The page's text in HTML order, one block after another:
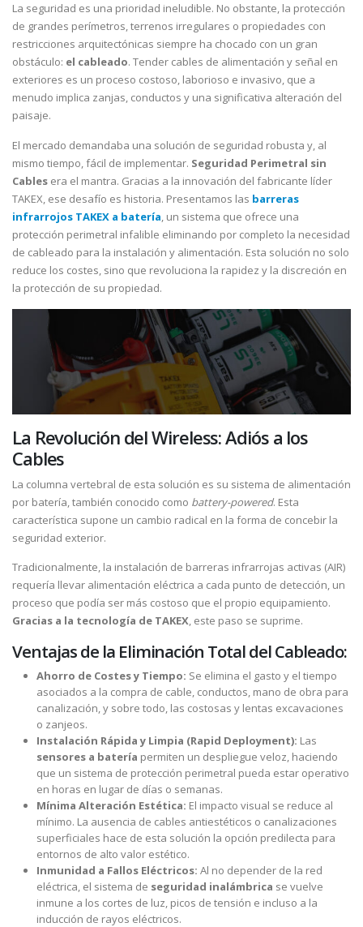
La seguridad es una prioridad ineludible. No obstante, la protección
de grandes perímetros, terrenos irregulares o propiedades con
restricciones arquitectónicas siempre ha chocado con un gran
obstáculo: el cableado. Tender cables de alimentación y señal en
exteriores es un proceso costoso, laborioso e invasivo, que a
menudo implica zanjas, conductos y una significativa alteración del
paisaje.
El mercado demandaba una solución de seguridad robusta y, al
mismo tiempo, fácil de implementar. Seguridad Perimetral sin
Cables era el mantra. Gracias a la innovación del fabricante líder
TAKEX, ese desafío es historia. Presentamos las barreras
infrarrojos TAKEX a batería, un sistema que ofrece una
protección perimetral infalible eliminando por completo la necesidad
de cableado para la instalación y alimentación. Esta solución no solo
reduce los costes, sino que revoluciona la rapidez y la discreción en
la protección de su propiedad.
La Revolución del Wireless: Adiós a los
Cables
La columna vertebral de esta solución es su sistema de alimentación
por batería, también conocido como battery-powered. Esta
característica supone un cambio radical en la forma de concebir la
seguridad exterior.
Tradicionalmente, la instalación de barreras infrarrojas activas (AIR)
requería llevar alimentación eléctrica a cada punto de detección, un
proceso que podía ser más costoso que el propio equipamiento.
Gracias a la tecnología de TAKEX, este paso se suprime.
Ventajas de la Eliminación Total del Cableado:
Ahorro de Costes y Tiempo: Se elimina el gasto y el tiempo
asociados a la compra de cable, conductos, mano de obra para
canalización, y sobre todo, las costosas y lentas excavaciones
o zanjeos.
Instalación Rápida y Limpia (Rapid Deployment): Las
sensores a batería permiten un despliegue veloz, haciendo
que un sistema de protección perimetral pueda estar operativo
en horas en lugar de días o semanas.
Mínima Alteración Estética: El impacto visual se reduce al
mínimo. La ausencia de cables antiestéticos o canalizaciones
superficiales hace de esta solución la opción predilecta para
entornos de alto valor estético.
Inmunidad a Fallos Eléctricos: Al no depender de la red
eléctrica, el sistema de seguridad inalámbrica se vuelve
inmune a los cortes de luz, picos de tensión e incluso a la
inducción de rayos eléctricos.